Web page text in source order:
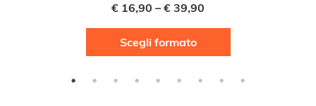
€ 16,90 – € 39,90
Scegli formato
prodotto